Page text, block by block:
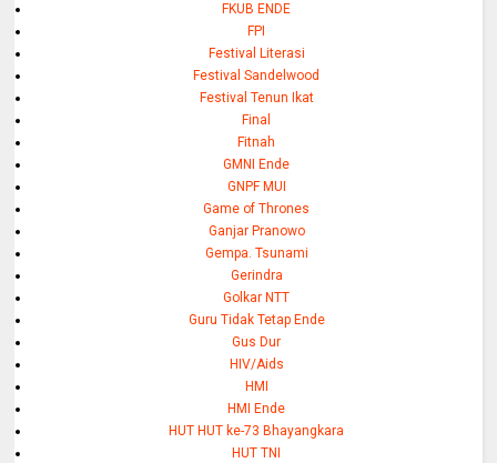
FKUB ENDE
FPI
Festival Literasi
Festival Sandelwood
Festival Tenun Ikat
Final
Fitnah
GMNI Ende
GNPF MUI
Game of Thrones
Ganjar Pranowo
Gempa. Tsunami
Gerindra
Golkar NTT
Guru Tidak Tetap Ende
Gus Dur
HIV/Aids
HMI
HMI Ende
HUT HUT ke-73 Bhayangkara
HUT TNI